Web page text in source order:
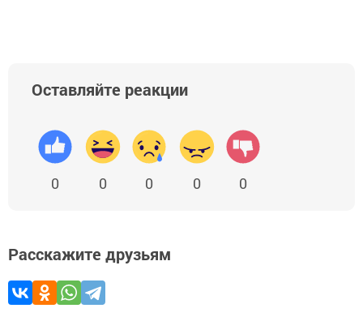
Оставляйте реакции
0 0 0 0 0
Расскажите друзьям